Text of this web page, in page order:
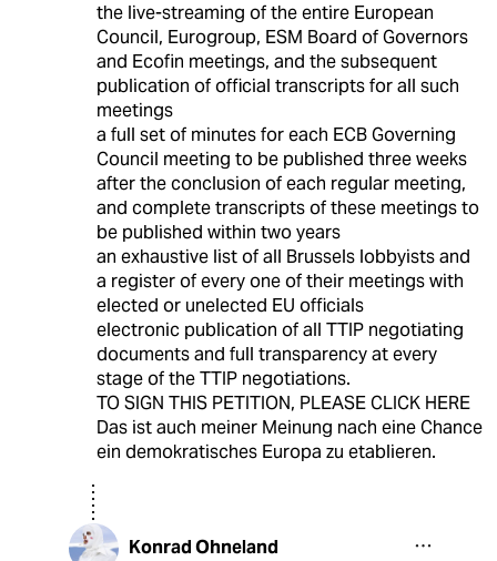
the live-streaming of the entire European
Council, Eurogroup, ESM Board of Governors
and Ecofin meetings, and the subsequent
publication of official transcripts for all such
meetings
a full set of minutes for each ECB Governing
Council meeting to be published three weeks
after the conclusion of each regular meeting,
and complete transcripts of these meetings to
be published within two years
an exhaustive list of all Brussels lobbyists and
a register of every one of their meetings with
elected or unelected EU officials
electronic publication of all TTIP negotiating
documents and full transparency at every
stage of the TTIP negotiations.
TO SIGN THIS PETITION, PLEASE CLICK HERE
Das ist auch meiner Meinung nach eine Chance
ein demokratisches Europa zu etablieren.
Konrad Ohneland